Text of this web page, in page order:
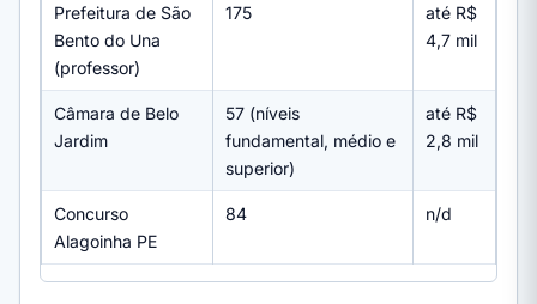
Prefeitura de São
Bento do Una
(professor)
175
até R$
4,7 mil
Câmara de Belo
Jardim
57 (níveis
fundamental, médio e
superior)
até R$
2,8 mil
Concurso
Alagoinha PE
84 n/d